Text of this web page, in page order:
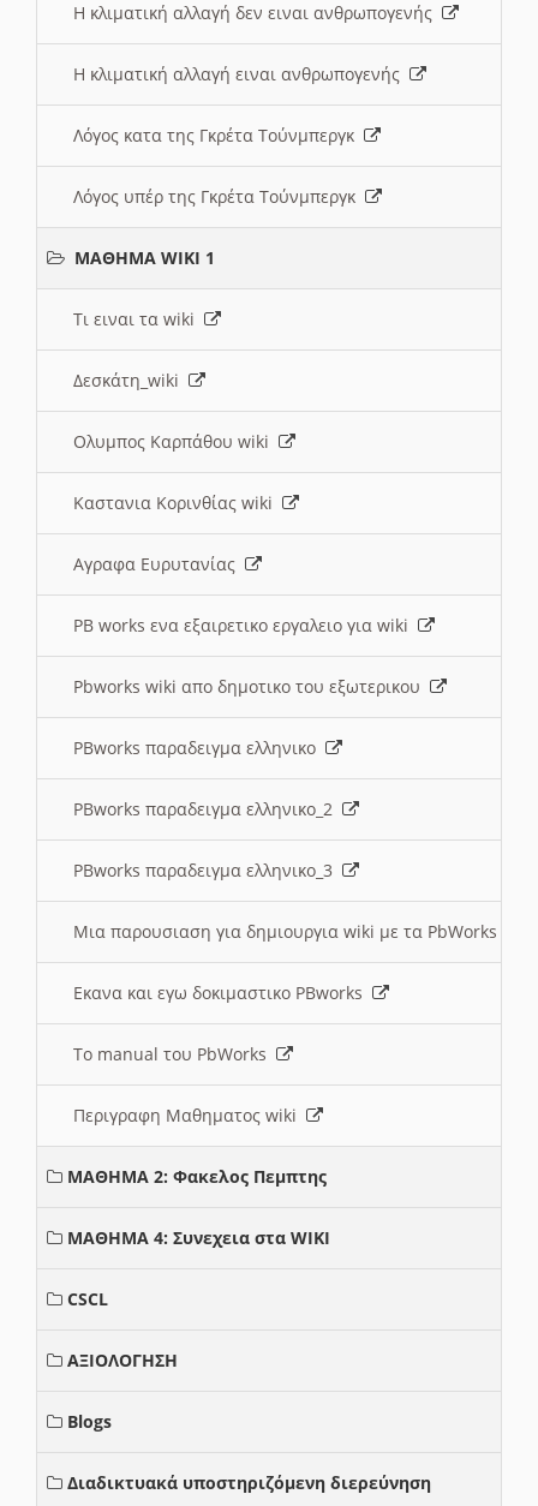
Η κλιματική αλλαγή δεν ειναι ανθρωπογενής
Η κλιματική αλλαγή ειναι ανθρωπογενής
Λόγος κατα της Γκρέτα Τούνμπεργκ
Λόγος υπέρ της Γκρέτα Τούνμπεργκ
ΜΑΘΗΜΑ WIKI 1
Τι ειναι τα wiki
Δεσκάτη_wiki
Ολυμπος Καρπάθου wiki
Καστανια Κορινθίας wiki
Αγραφα Ευρυτανίας
PB works ενα εξαιρετικο εργαλειο για wiki
Pbworks wiki απο δημοτικο του εξωτερικου
PBworks παραδειγμα ελληνικο
PBworks παραδειγμα ελληνικο_2
PBworks παραδειγμα ελληνικο_3
Μια παρουσιαση για δημιουργια wiki με τα PbWorks
Εκανα και εγω δοκιμαστικο PBworks
Το manual του PbWorks
Περιγραφη Μαθηματος wiki
ΜΑΘΗΜΑ 2: Φακελος Πεμπτης
ΜΑΘΗΜΑ 4: Συνεχεια στα WIKI
CSCL
ΑΞΙΟΛΟΓΗΣΗ
Blogs
Διαδικτυακά υποστηριζόμενη διερεύνηση